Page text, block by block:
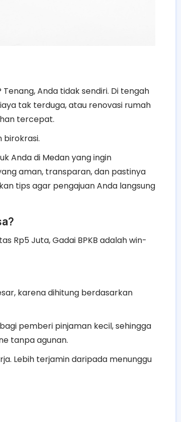
Anda tidak sendiri. Di tengah
tak terduga, atau renovasi rumah
tercepat.
birokrasi.
Anda di Medan yang ingin
aman, transparan, dan pastinya
tips agar pengajuan Anda langsung
Rp5 Juta, Gadai BPKB adalah win-
karena dihitung berdasarkan
pemberi pinjaman kecil, sehingga
tanpa agunan.
Lebih terjamin daripada menunggu